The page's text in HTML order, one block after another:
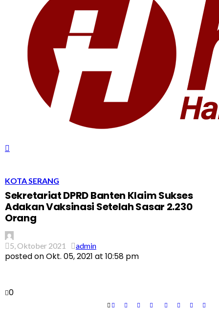
KOTA SERANG
Sekretariat DPRD Banten Klaim Sukses
Adakan Vaksinasi Setelah Sasar 2.230
Orang
5, Oktober 2021 admin
posted onOkt. 05, 2021 at 10:58 pm
0